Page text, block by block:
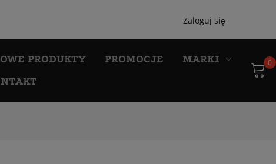
Zaloguj się
PRODUKTY PROMOCJE
MARKI
0